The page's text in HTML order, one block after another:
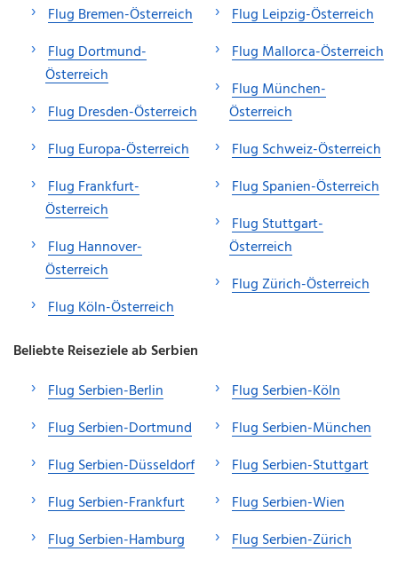
Flug Bremen-Österreich
Flug Dortmund-
Österreich
Flug Dresden-Österreich
Flug Europa-Österreich
Flug Frankfurt-
Österreich
Flug Hannover-
Österreich
Flug Köln-Österreich
Flug Leipzig-Österreich
Flug Mallorca-Österreich
Flug München-
Österreich
Flug Schweiz-Österreich
Flug Spanien-Österreich
Flug Stuttgart-
Österreich
Flug Zürich-Österreich
Beliebte Reiseziele ab Serbien
Flug Serbien-Berlin
Flug Serbien-Dortmund
Flug Serbien-Düsseldorf
Flug Serbien-Frankfurt
Flug Serbien-Hamburg
Flug Serbien-Köln
Flug Serbien-München
Flug Serbien-Stuttgart
Flug Serbien-Wien
Flug Serbien-Zürich